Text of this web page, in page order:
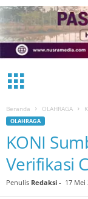
Beranda OLAHRAGA
OLAHRAGA
KONI
Verifikasi
Penulis Redaksi - 17 Mei